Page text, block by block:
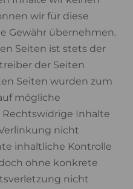
wir für diese
Gewähr übernehmen.
Seiten ist stets der
der Seiten
Seiten wurden zum
mögliche
Inhalte
nicht
inhaltliche Kontrolle
ohne konkrete
nicht